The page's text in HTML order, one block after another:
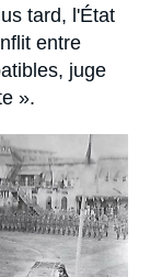
tard, l'État
entre
juge
».